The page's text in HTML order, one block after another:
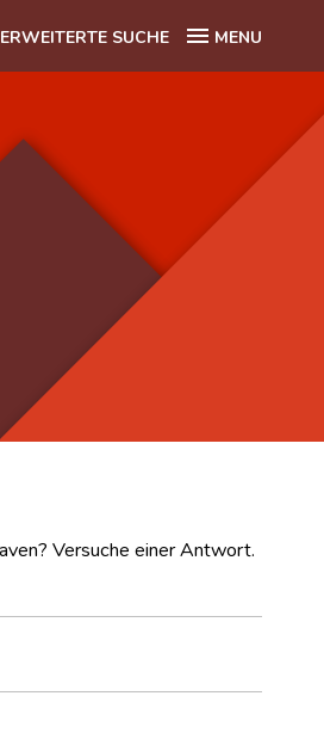
ERWEITERTE SUCHE MENU
Versuche einer Antwort.